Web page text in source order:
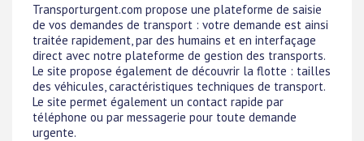
Transporturgent.com propose une plateforme de saisie
de vos demandes de transport : votre demande est ainsi
traitée rapidement, par des humains et en interfaçage
direct avec notre plateforme de gestion des transports.
Le site propose également de découvrir la flotte : tailles
des véhicules, caractéristiques techniques de transport.
Le site permet également un contact rapide par
téléphone ou par messagerie pour toute demande
urgente.